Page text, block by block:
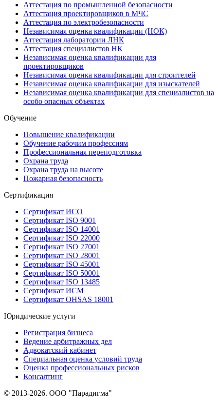
Аттестация по промышленной безопасности
Аттестация проектировщиков в МЧС
Аттестация по электробезопасности
Независимая оценка квалификации (НОК)
Аттестация лаборатории ЛНК
Аттестация специалистов НК
Независимая оценка квалификации для
проектировщиков
Независимая оценка квалификации для строителей
Независимая оценка квалификации для изыскателей
Независимая оценка квалификации для специалистов на
особо опасных объектах
Обучение
Повышение квалификации
Обучение рабочим профессиям
Профессиональная переподготовка
Охрана труда
Охрана труда на высоте
Пожарная безопасность
Сертификация
Сертификат ИСО
Сертификат ISO 9001
Сертификат ISO 14001
Сертификат ISO 22000
Сертификат ISO 27001
Сертификат ISO 28001
Сертификат ISO 45001
Сертификат ISO 50001
Сертификат ISO 13485
Сертификат ИСМ
Сертификат OHSAS 18001
Юридические услуги
Регистрация бизнеса
Ведение арбитражных дел
Адвокатский кабинет
Специальная оценка условий труда
Оценка профессиональных рисков
Консалтинг
© 2013-2026. ООО "Парадигма"